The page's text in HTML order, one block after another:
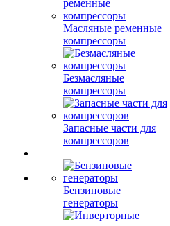
Масляные ременные
компрессоры
Безмасляные
компрессоры
Запасные части для
компрессоров
Бензиновые
генераторы